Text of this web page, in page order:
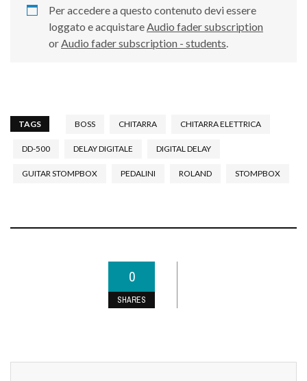
Per accedere a questo contenuto devi essere
loggato e acquistareAudio fader subscription
orAudio fader subscription - students.
TAGS BOSS CHITARRA CHITARRA ELETTRICA
DD-500 DELAY DIGITALE DIGITAL DELAY
GUITAR STOMPBOX PEDALINI ROLAND STOMPBOX
0
SHARES